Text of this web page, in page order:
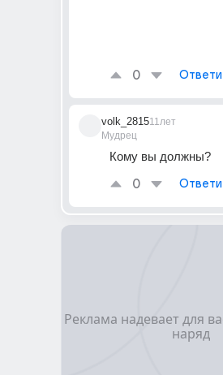
0
volk_2815
Мудрец
11лет
Кому вы должны?
0